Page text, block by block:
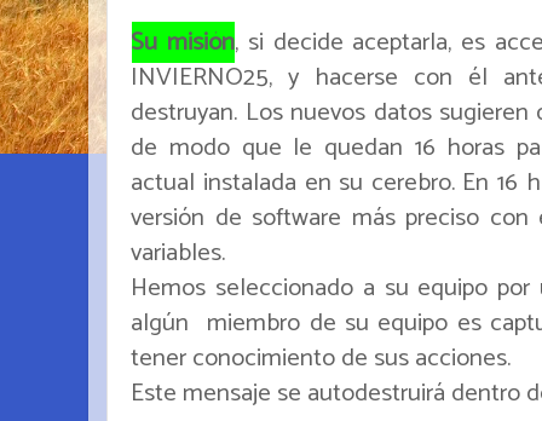
Su misión, si decide aceptarla, es
INVIERNO25, y hacerse con él
destruyan. Los nuevos datos
de modo que le quedan 16 horas
actual instalada en su cerebro. En 16
versión de software más preciso
variables.
Hemos seleccionado a su equipo
algún miembro de su equipo es
tener conocimiento de sus acciones.
Este mensaje se autodestruirá dentro